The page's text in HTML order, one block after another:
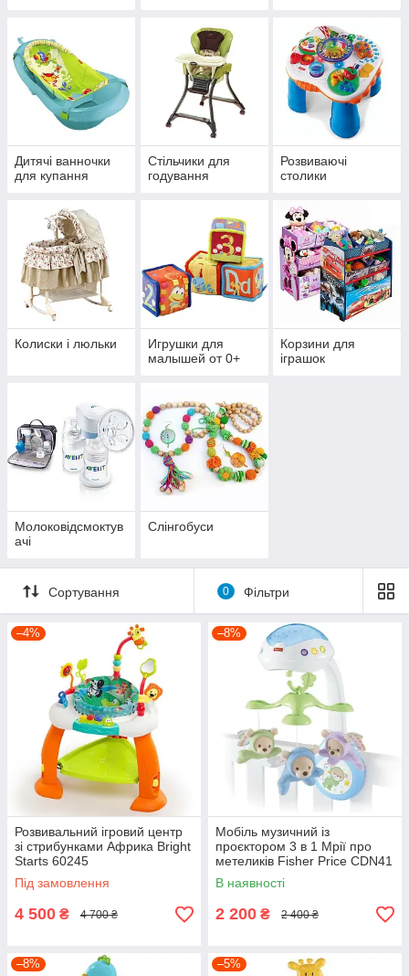
Дитячі ванночки
для купання
Стільчики для
годування
Розвиваючі
столики
Колиски і люльки
Игрушки для
малышей от 0+
Корзини для
іграшок
Молоковідсмоктув
ачі
Слінгобуси
Сортування 0 Фільтри
–4%
Розвивальний ігровий центр
зі стрибунками Африка Bright
Starts 60245
Під замовлення
4 500 ₴ 4 700 ₴
–8%
Мобіль музичний із
проєктором 3 в 1 Мрії про
метеликів Fisher Price CDN41
В наявності
2 200 ₴ 2 400 ₴
–8% –5%